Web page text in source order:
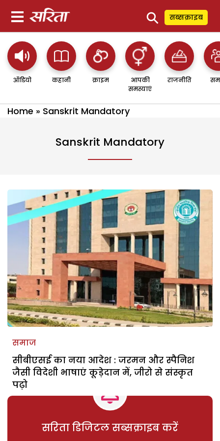
⚲ सब्सक्राइब
ऑडियो कहानी क्राइम
आपकी
समस्याएं
राजनीति
Home » Sanskrit Mandatory
Sanskrit Mandatory
समाज
सीबीएसई का नया आदेश : जरमन और स्पैनिश
जैसी विदेशी भाषाएं कूड़ेदान में, जीरो से संस्कृत
पढ़ो
सरिता डिजिटल सब्सक्राइब करें